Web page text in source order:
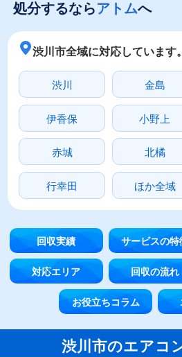
処分するならアトムへ
渋川市全域に対応しています。
渋川 金島
伊香保 小野上
赤城 北橘
行幸田 ほか全域
回収実績 サービスの特
対応エリア 回収の流れ
お役立ちコラム
渋川市のエアコ